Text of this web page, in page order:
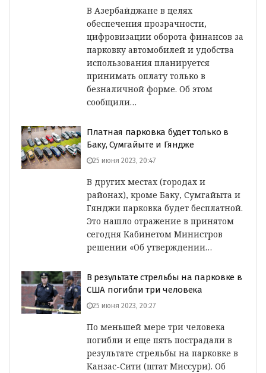
В Азербайджане в целях
обеспечения прозрачности,
цифровизации оборота финансов за
парковку автомобилей и удобства
использования планируется
принимать оплату только в
безналичной форме. Об этом
сообщили…
Платная парковка будет только в
Баку, Сумгайыте и Гяндже
25 июня 2023, 20:47
В других местах (городах и
районах), кроме Баку, Сумгайыта и
Гянджи парковка будет бесплатной.
Это нашло отражение в принятом
сегодня Кабинетом Министров
решении «Об утверждении…
В результате стрельбы на парковке в
США погибли три человека
25 июня 2023, 20:27
По меньшей мере три человека
погибли и еще пять пострадали в
результате стрельбы на парковке в
Канзас-Сити (штат Миссури). Об